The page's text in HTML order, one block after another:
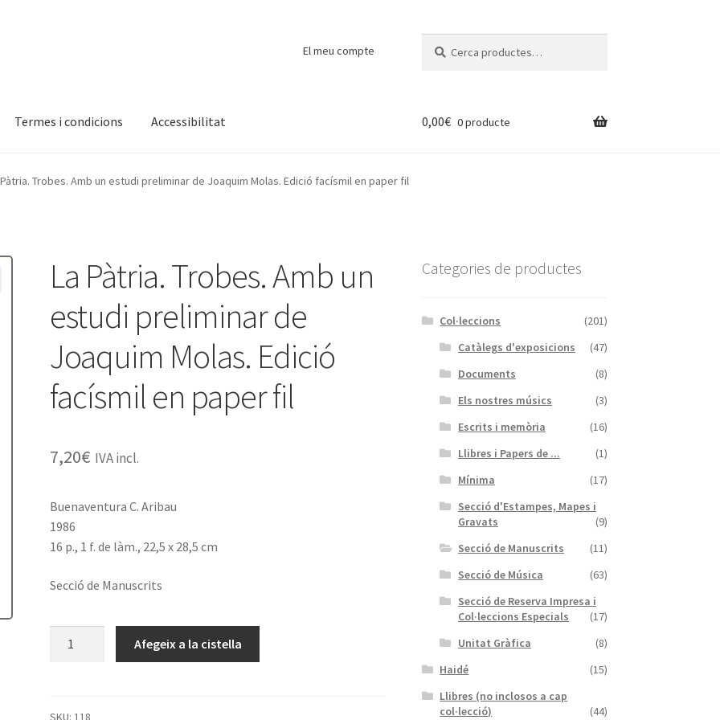
El meu compte
Termes i condicions Accessibilitat
Finalitzar compra Novetats Payment Protecció de dades
0,00€ 0 producte
Trobes. Amb un estudi preliminar de Joaquim Molas. Edició facísmil en paper fil
La Pàtria. Trobes. Amb un
estudi preliminar de
Joaquim Molas. Edició
facísmil en paper fil
7,20€ IVA incl.
Buenaventura C. Aribau
1986
16 p., 1 f. de làm., 22,5 x 28,5 cm
Secció de Manuscrits
Trobes.
Afegeix a la cistella
SKU:118
Categories de productes
Col·leccions
(201)
Catàlegs d'exposicions
(47)
Documents
(8)
Els nostres músics
(3)
Escrits i memòria
(16)
Llibres i Papers de ...
(1)
Mínima
(17)
Secció d'Estampes, Mapes i
Gravats
(9)
Secció de Manuscrits
(11)
Secció de Música
(63)
Secció de Reserva Impresa i
Col·leccions Especials
(17)
Unitat Gràfica
(8)
Haidé
(15)
Llibres (no inclosos a cap
col·lecció)
(44)